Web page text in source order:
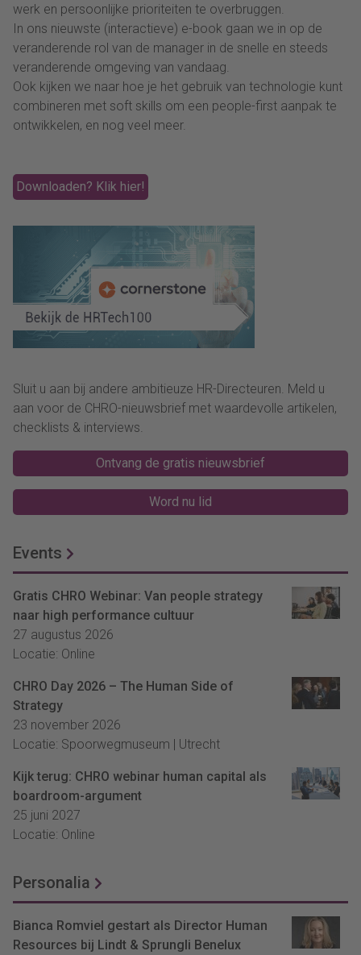
werk en persoonlijke prioriteiten te overbruggen.
In ons nieuwste (interactieve) e-book gaan we in op de
veranderende rol van de manager in de snelle en steeds
veranderende omgeving van vandaag.
Ook kijken we naar hoe je het gebruik van technologie kunt
combineren met soft skills om een people-first aanpak te
ontwikkelen, en nog veel meer.
Downloaden? Klik hier!
Sluit u aan bij andere ambitieuze HR-Directeuren. Meld u
aan voor de CHRO-nieuwsbrief met waardevolle artikelen,
checklists & interviews.
Ontvang de gratis nieuwsbrief
Word nu lid
Events
Gratis CHRO Webinar: Van people strategy
naar high performance cultuur
27 augustus 2026
Locatie: Online
CHRO Day 2026 – The Human Side of
Strategy
23 november 2026
Locatie: Spoorwegmuseum | Utrecht
Kijk terug: CHRO webinar human capital als
boardroom-argument
25 juni 2027
Locatie: Online
Personalia
Bianca Romviel gestart als Director Human
Resources bij Lindt & Sprungli Benelux